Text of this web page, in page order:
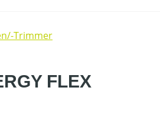
Trimmer
FLEX